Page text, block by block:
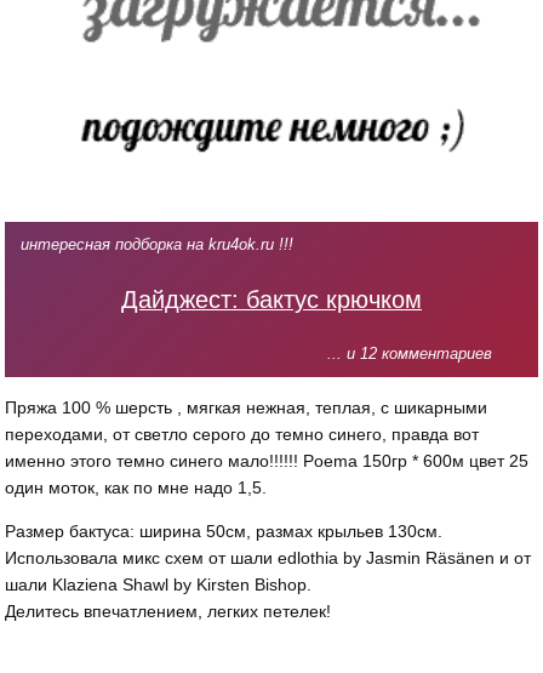
интересная подборка на kru4ok.ru !!!
Дайджест: бактус крючком
... и 12 комментариев
Пряжа 100 % шерсть , мягкая нежная, теплая, с шикарными
переходами, от светло серого до темно синего, правда вот
именно этого темно синего мало!!!!!! Poema 150гр * 600м цвет 25
один моток, как по мне надо 1,5.
Размер бактуса: ширина 50см, размах крыльев 130см.
Использовала микс схем от шали edlothia by Jasmin Räsänen и от
шали Klaziena Shawl by Kirsten Bishop.
Делитесь впечатлением, легких петелек!